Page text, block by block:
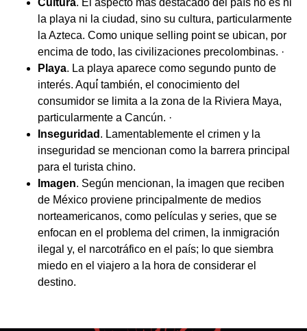
Cultura. El aspecto más destacado del país no es ni
la playa ni la ciudad, sino su cultura, particularmente
la Azteca. Como unique selling point se ubican, por
encima de todo, las civilizaciones precolombinas. ·
Playa. La playa aparece como segundo punto de
interés. Aquí́ también, el conocimiento del
consumidor se limita a la zona de la Riviera Maya,
particularmente a Cancún. ·
Inseguridad . Lamentablemente el crimen y la
inseguridad se mencionan como la barrera principal
para el turista chino.
Imagen. Según mencionan, la imagen que reciben
de México proviene principalmente de medios
norteamericanos, como películas y series, que se
enfocan en el problema del crimen, la inmigración
ilegal y, el narcotráfico en el país; lo que siembra
miedo en el viajero a la hora de considerar el
destino.